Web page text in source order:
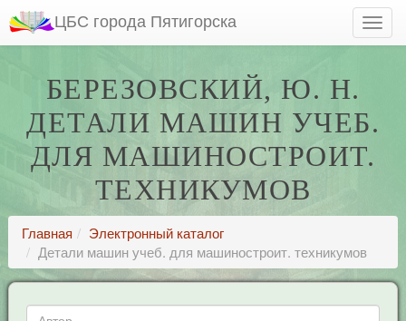
ЦБС города Пятигорска
БЕРЕЗОВСКИЙ, Ю. Н.
ДЕТАЛИ МАШИН УЧЕБ.
ДЛЯ МАШИНОСТРОИТ.
ТЕХНИКУМОВ
Главная
Электронный каталог
Детали машин учеб. для машиностроит. техникумов